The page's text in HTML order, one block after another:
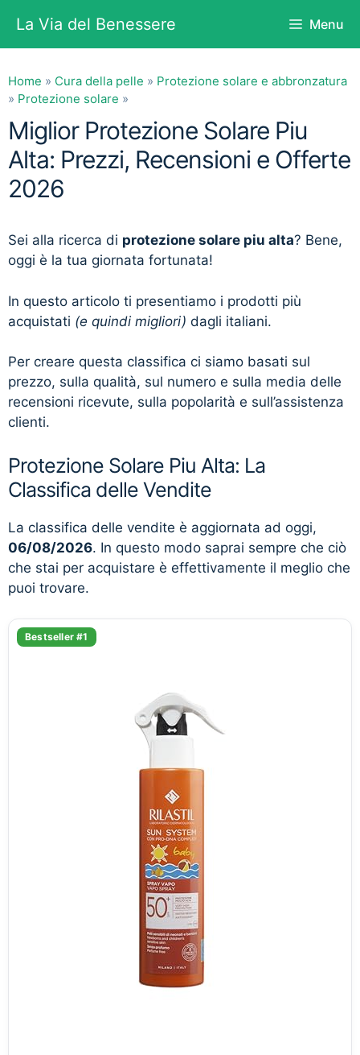
contenuto
La Via del Benessere Menu
Home » Cura della pelle » Protezione solare e abbronzatura
» Protezione solare »
Miglior Protezione Solare Piu
Alta: Prezzi, Recensioni e Offerte
2026
Sei alla ricerca di protezione solare piu alta? Bene,
oggi è la tua giornata fortunata!
In questo articolo ti presentiamo i prodotti più
acquistati (e quindi migliori) dagli italiani.
Per creare questa classifica ci siamo basati sul
prezzo, sulla qualità, sul numero e sulla media delle
recensioni ricevute, sulla popolarità e sull’assistenza
clienti.
Protezione Solare Piu Alta: La
Classifica delle Vendite
La classifica delle vendite è aggiornata ad oggi,
06/08/2026. In questo modo saprai sempre che ciò
che stai per acquistare è effettivamente il meglio che
puoi trovare.
Bestseller #1